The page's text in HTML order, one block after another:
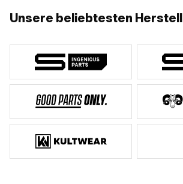
Unsere beliebtesten